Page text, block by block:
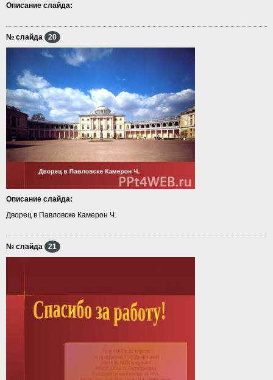
Описание слайда:
№ слайда 20
Описание слайда:
Дворец в Павловске Камерон Ч.
№ слайда 21